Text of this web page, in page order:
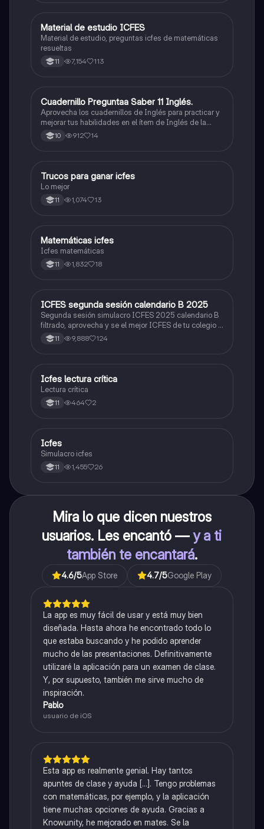
ICFES: Matemáticas
Material de estudio ICFES
Material de estudio, preguntas icfes de matemáticas
resueltas
11 7,154 113
ICFES: Inglés
Cuadernillo Preguntaa Saber 11 Inglés.
Aprovecha los cuadernillos de Inglés para practicar y
mejorar tus habilidades en el ítem de Inglés de la
Prueba Saber 11. 🫡
10 912 14
Química
Trucos para ganar icfes
Lo mejor
11 1,074 13
ICFES: Matemáticas
Matemáticas icfes
Icfes matemáticas
11 1,832 18
ICFES: Lectura Crítica
ICFES segunda sesión calendario B 2025
Segunda sesión simulacro ICFES 2025 calendario B
filtrado, aprovecha y se el mejor ICFES de tu colegio y
poder ingresar a universidad, y estudiar aquella
carrera con la que tanto sueñas.
11 9,888 124
Lengua Castellana
Icfes lectura crítica
Lectura crítica
11 464 2
ICFES: Sociales y Ciudadanas
Icfes
Simulacro icfes
11 1,455 26
Mira lo que dicen nuestros
usuarios. Les encantó —y a ti
también te encantará.
4.6/5App Store 4.7/5Google Play
La app es muy fácil de usar y está muy bien
diseñada. Hasta ahora he encontrado todo lo
que estaba buscando y he podido aprender
mucho de las presentaciones. Definitivamente
utilizaré la aplicación para un examen de clase.
Y, por supuesto, también me sirve mucho de
inspiración.
Pablo
usuario de iOS
Esta app es realmente genial. Hay tantos
apuntes de clase y ayuda [...]. Tengo problemas
con matemáticas, por ejemplo, y la aplicación
tiene muchas opciones de ayuda. Gracias a
Knowunity, he mejorado en mates. Se la